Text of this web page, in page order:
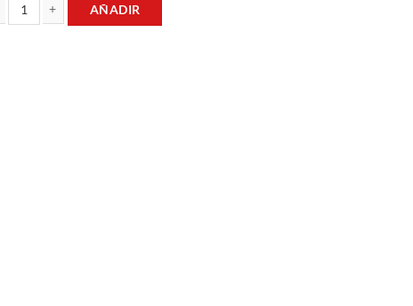
AÑADIR